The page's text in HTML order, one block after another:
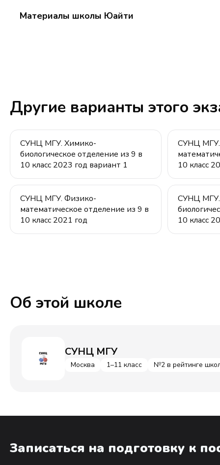
+ 1
Материалы школы Юайти
Другие варианты этого
СУНЦ МГУ. Химико-
биологическое отделение из 9 в
10 класс 2023 год вариант 1
СУНЦ
10 класс
СУНЦ МГУ. Физико-
математическое отделение из 9 в
10 класс 2021 год
СУНЦ
10 класс
Об этой школе
СУНЦ МГУ
Москва 1–11 класс №2 в рейтинге
Записаться на подготовку к